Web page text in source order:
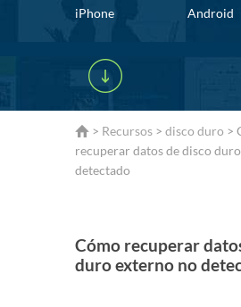
iPhone
Android
> Recursos > disco duro >
recuperar datos de disco
detectado
Cómo recuperar
duro externo no